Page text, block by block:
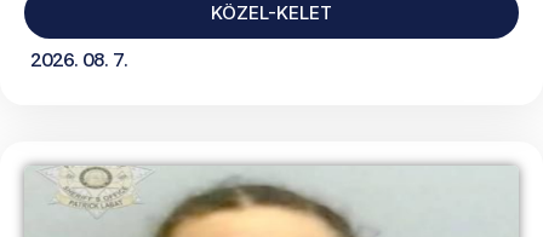
KÖZEL-KELET
2026. 08. 7.